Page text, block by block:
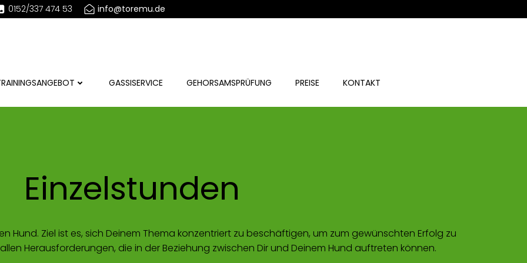
0152/337 474 53 info@toremu.de
GAS­SI­SER­VICE GEHORSAMS­PRÜFUNG PREI­SE KON­TAKT
Ein­zel­stun­den
Hund. Ziel ist es, sich Dei­nem The­ma kon­zen­triert zu beschäf­ti­gen, um zum gewünsch­ten Erfolg zu
Her­aus­for­de­run­gen, die in der Bezie­hung zwi­schen Dir und Dei­nem Hund auf­tre­ten können.